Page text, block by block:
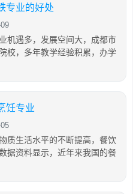
专业的好处
机遇多，发展空间大，成都市
校，多年教学经验积累，办学
饪专业
质生活水平的不断提高，餐饮
据资料显示，近年来我国的餐